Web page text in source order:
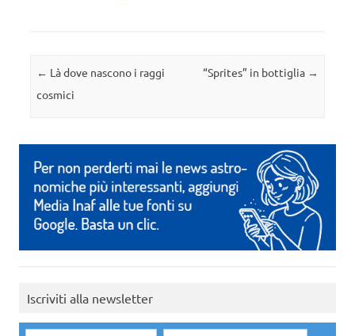
Navigazione articolo
← Là dove nascono i raggi
cosmici
“Sprites” in bottiglia →
Iscriviti alla newsletter